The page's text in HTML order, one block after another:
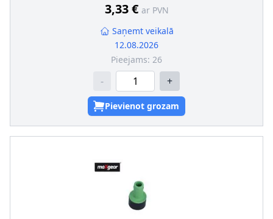
3,33 € ar PVN
Saņemt veikalā
12.08.2026
Pieejams: 26
- +
Pievienot grozam